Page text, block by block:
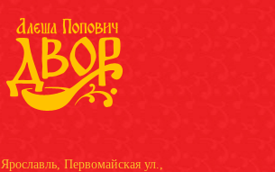
Ярославль, Первомайская ул.,